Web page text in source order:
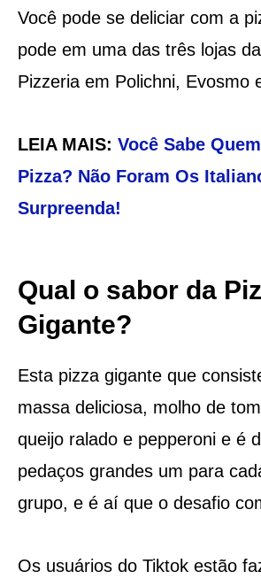
Você pode se deliciar com a
pode em uma das três lojas
Pizzeria em Polichni, Evosmo
LEIA MAIS: Você Sabe
Pizza? Não Foram Os
Surpreenda!
Qual o sabor da
Gigante?
Esta pizza gigante que
massa deliciosa, molho de
queijo ralado e pepperoni e é
pedaços grandes um para
grupo, e é aí que o desafio
Os usuários do Tiktok estão